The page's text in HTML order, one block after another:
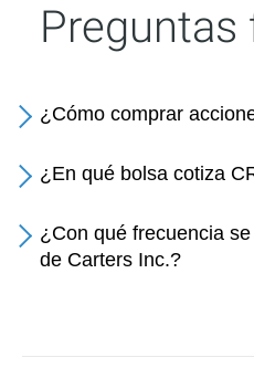
Preguntas
¿Cómo comprar
¿En qué bolsa cotiza
¿Con qué frecuencia
de Carters Inc.?